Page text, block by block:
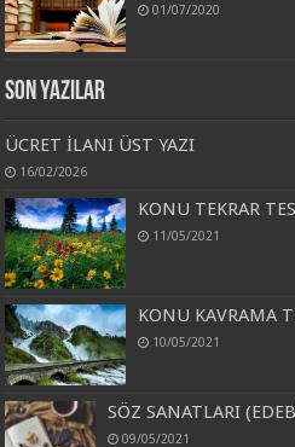
01/07/2020
Son Yazılar
ÜCRET İLANI ÜST YAZI
16/02/2026
KONU TEKRAR
11/05/2021
KONU KAVRAMA
10/05/2021
SÖZ SANATLARI
09/05/2021